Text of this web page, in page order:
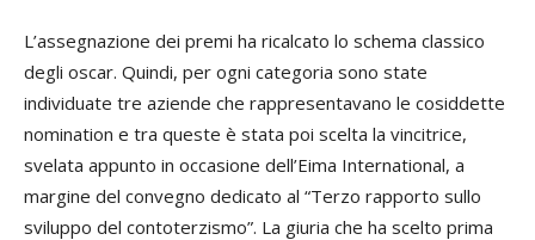
L’assegnazione dei premi ha ricalcato lo schema classico
degli oscar. Quindi, per ogni categoria sono state
individuate tre aziende che rappresentavano le cosiddette
nomination e tra queste è stata poi scelta la vincitrice,
svelata appunto in occasione dell’Eima International, a
margine del convegno dedicato al “Terzo rapporto sullo
sviluppo del contoterzismo”. La giuria che ha scelto prima